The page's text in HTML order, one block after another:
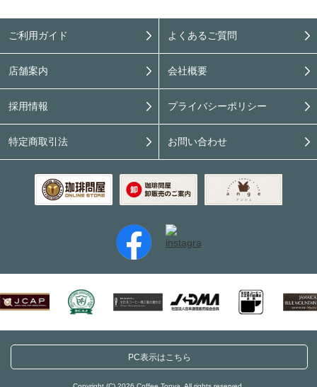
ご利用ガイド よくあるご質問
店舗案内 会社概要
採用情報 プライバシーポリシー
特定商取引法 お問い合わせ
PC表示はこちら